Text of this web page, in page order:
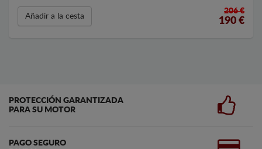
Añadir a la cesta
206 €
190 €
PROTECCIÓN GARANTIZADA
PARA SU MOTOR
PAGO SEGURO